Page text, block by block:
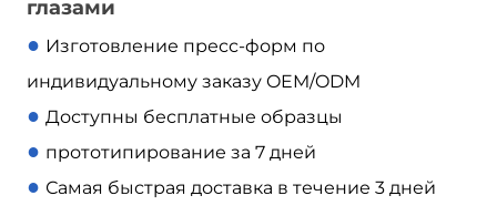
глазами
● Изготовление пресс-форм по
индивидуальному заказу OEM/ODM
● Доступны бесплатные образцы
● прототипирование за 7 дней
● Самая быстрая доставка в течение 3 дней